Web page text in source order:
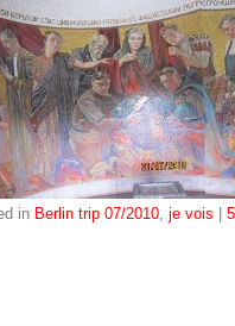
in Berlin trip 07/2010, je vois